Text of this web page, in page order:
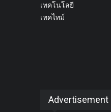
เทคโนโลยี
เทคไทม์
Advertisement